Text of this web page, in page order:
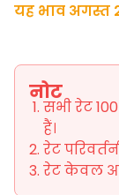
यह भाव अगस्त
नोट
सभी रेट
हैं।
रेट
रेट केवल आज